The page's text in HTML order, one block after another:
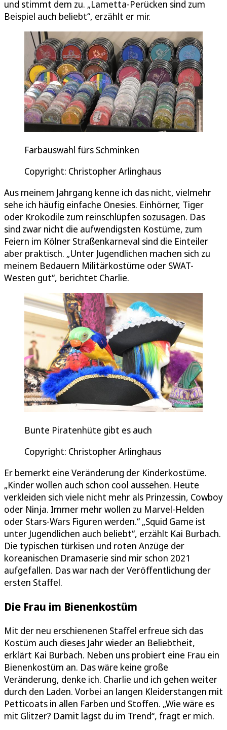
und stimmt dem zu. „Lametta-Perücken sind zum
Beispiel auch beliebt“, erzählt er mir.
Farbauswahl fürs Schminken
Copyright: Christopher Arlinghaus
Aus meinem Jahrgang kenne ich das nicht, vielmehr
sehe ich häufig einfache Onesies. Einhörner, Tiger
oder Krokodile zum reinschlüpfen sozusagen. Das
sind zwar nicht die aufwendigsten Kostüme, zum
Feiern im Kölner Straßenkarneval sind die Einteiler
aber praktisch. „Unter Jugendlichen machen sich zu
meinem Bedauern Militärkostüme oder SWAT-
Westen gut“, berichtet Charlie.
Bunte Piratenhüte gibt es auch
Copyright: Christopher Arlinghaus
Er bemerkt eine Veränderung der Kinderkostüme.
„Kinder wollen auch schon cool aussehen. Heute
verkleiden sich viele nicht mehr als Prinzessin, Cowboy
oder Ninja. Immer mehr wollen zu Marvel-Helden
oder Stars-Wars Figuren werden.“ „Squid Game ist
unter Jugendlichen auch beliebt“, erzählt Kai Burbach.
Die typischen türkisen und roten Anzüge der
koreanischen Dramaserie sind mir schon 2021
aufgefallen. Das war nach der Veröffentlichung der
ersten Staffel.
Die Frau im Bienenkostüm
Mit der neu erschienenen Staffel erfreue sich das
Kostüm auch dieses Jahr wieder an Beliebtheit,
erklärt Kai Burbach. Neben uns probiert eine Frau ein
Bienenkostüm an. Das wäre keine große
Veränderung, denke ich. Charlie und ich gehen weiter
durch den Laden. Vorbei an langen Kleiderstangen mit
Petticoats in allen Farben und Stoffen. „Wie wäre es
mit Glitzer? Damit lägst du im Trend“, fragt er mich.